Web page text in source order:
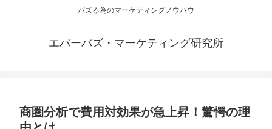
バズる為のマーケティングノウハウ
エバーバズ・マーケティング研究所
商圏分析で費用対効果が急上昇！驚愕の理